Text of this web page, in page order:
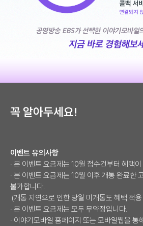
꼭 알아두세요!
이벤트 유의사항
· 본 이벤트 요금제는 10월 접수건부터 혜택
· 본 이벤트 요금제는 10월 이후 개통 완료한
불가합니다.
(개통 지연으로 인한 당월 미개통도 혜택 적
· 본 이벤트 요금제는 모두 무약정입니다.
· 이야기모바일 홈페이지 또는 모바일웹을 통